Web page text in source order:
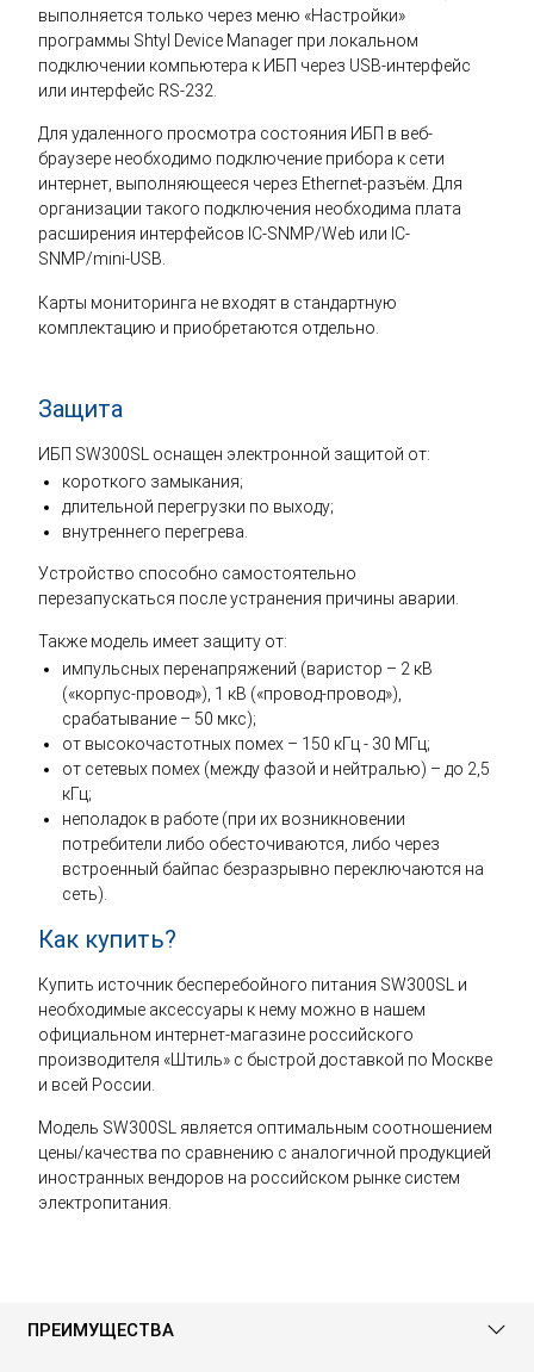
выполняется только через меню «Настройки»
программы Shtyl Device Manager при локальном
подключении компьютера к ИБП через USB-интерфейс
или интерфейс RS-232.
Для удаленного просмотра состояния ИБП в веб-
браузере необходимо подключение прибора к сети
интернет, выполняющееся через Ethernet-разъём. Для
организации такого подключения необходима плата
расширения интерфейсов IC-SNMP/Web или IC-
SNMP/mini-USB.
Карты мониторинга не входят в стандартную
комплектацию и приобретаются отдельно.
Защита
ИБП SW300SL оснащен электронной защитой от:
короткого замыкания;
длительной перегрузки по выходу;
внутреннего перегрева.
Устройство способно самостоятельно
перезапускаться после устранения причины аварии.
Также модель имеет защиту от:
импульсных перенапряжений (варистор – 2 кВ
(«корпус-провод»), 1 кВ («провод-провод»),
срабатывание – 50 мкс);
от высокочастотных помех – 150 кГц - 30 МГц;
от сетевых помех (между фазой и нейтралью) – до 2,5
кГц;
неполадок в работе (при их возникновении
потребители либо обесточиваются, либо через
встроенный байпас безразрывно переключаются на
сеть).
Как купить?
Купить источник бесперебойного питания SW300SL и
необходимые аксессуары к нему можно в нашем
официальном интернет-магазине российского
производителя «Штиль» с быстрой доставкой по Москве
и всей России.
Модель SW300SL является оптимальным соотношением
цены/качества по сравнению с аналогичной продукцией
иностранных вендоров на российском рынке систем
электропитания.
ПРЕИМУЩЕСТВА